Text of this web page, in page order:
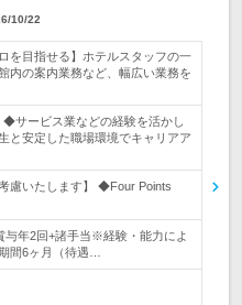
10/22
を目指せる】ホテルスタッフの一
内の案内業務など、幅広い業務を
◆サービス業などの経験を活かし
と安定した職場環境でキャリアア
慮いたします】 ◆Four Points
与年2回+諸手当※経験・能力によ
間6ヶ月（待遇…